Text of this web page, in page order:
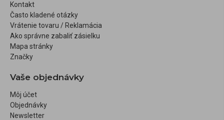
Kontakt
Často kladené otázky
Vrátenie tovaru / Reklamácia
Ako správne zabaliť zásielku
Mapa stránky
Značky
Vaše objednávky
Môj účet
Objednávky
Newsletter